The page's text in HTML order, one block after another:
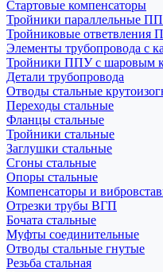
Стартовые компенсаторы
Тройники параллельные
Тройниковые ответвления
Элементы трубопровода с
Тройники ППУ с шаровым
Детали трубопровода
Отводы стальные
Переходы стальные
Фланцы стальные
Тройники стальные
Заглушки стальные
Сгоны стальные
Опоры стальные
Компенсаторы и
Отрезки трубы ВГП
Бочата стальные
Муфты соединительные
Отводы стальные гнутые
Резьба стальная